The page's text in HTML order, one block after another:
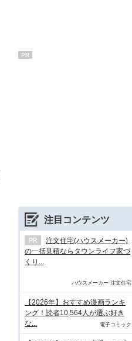
PR
注目コンテンツ
注文住宅(ハウスメーカー)
の一括見積ならタウンライフ家づ
くり...
ハウスメーカー 注文住宅
【2026年】おすすめ漫画ランキ
ング！読者10,564人が選ぶ好き
な...
電子コミック